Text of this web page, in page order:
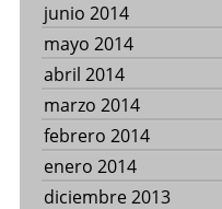
junio 2014
mayo 2014
abril 2014
marzo 2014
febrero 2014
enero 2014
diciembre 2013